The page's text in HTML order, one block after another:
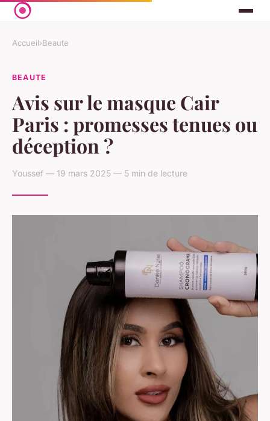
Accueil›Beaute
BEAUTE
Avis sur le masque Cair
Paris : promesses tenues ou
déception ?
Youssef — 19 mars 2025 — 5 min de lecture